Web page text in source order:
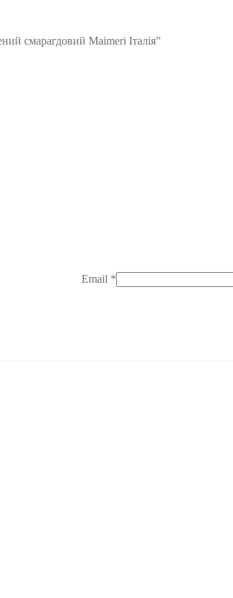
смарагдовий Maimeri Італія”
Email *